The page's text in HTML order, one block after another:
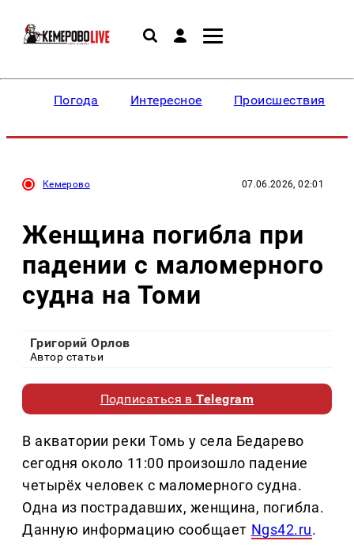
Погода Интересное Происшествия
Кемерово 07.06.2026, 02:01
Женщина погибла при
падении с маломерного
судна на Томи
Григорий Орлов
Автор статьи
Подписаться вTelegram
В акватории реки Томь у села Бедарево
сегодня около 11:00 произошло падение
четырёх человек с маломерного судна.
Одна из пострадавших, женщина, погибла.
Данную информацию сообщает Ngs42.ru.